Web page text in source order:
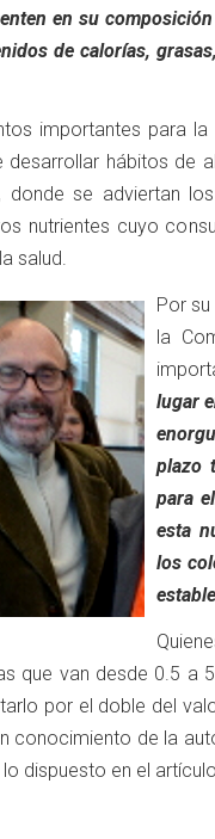
en su
de calorías,
importantes para
desarrollar hábitos de
donde se adviertan
nutrientes cuyo
salud.
Por
la
lugar
plazo
para
esta
los
que van desde 0.5 a
por el doble del
conocimiento de la
dispuesto en el